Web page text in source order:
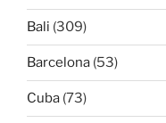
Bali (309)
Barcelona (53)
Cuba (73)